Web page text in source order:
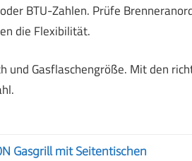
BTU-Zahlen. Prüfe
die Flexibilität.
und Gasflaschengröße. Mit den
Gasgrill mit Seitentischen